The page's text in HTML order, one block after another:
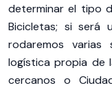
determinar el tipo
Bicicletas; si será
rodaremos
logística propia de
cercanos o